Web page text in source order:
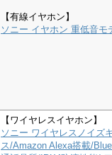
【有線イヤホン】
ソニー イヤホン 重低音
【ワイヤレスイヤホン】
ソニー ワイヤレスノイズ
ス/Amazon Alexa搭載/